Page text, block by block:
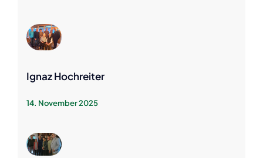
Ignaz Hochreiter
14. November 2025